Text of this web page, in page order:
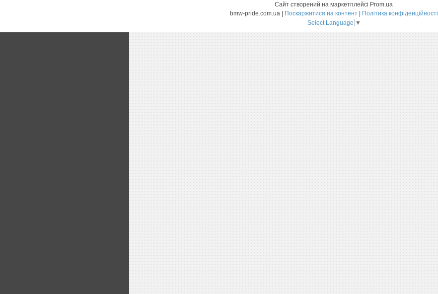
Сайт створений на маркетплейсі Prom.ua
Поскаржитися на контент
Політика конфіденційності
Select Language ▼